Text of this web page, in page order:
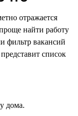
отражается
найти работу
фильтр вакансий
список
дома.